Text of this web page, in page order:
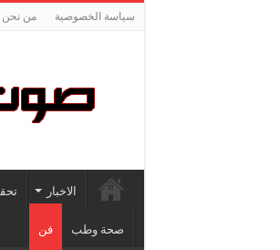
سياسة الخصوصية من نحن
الاخبار
صحة وطب فن